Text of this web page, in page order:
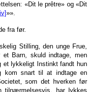
«Dit le prêtre» og «Dit
»».
fra før.
Stilling, den unge Frue,
Barn, skuld indtage, men
et lykkeligt Instinkt fandt hun
kom snart til at indtage en
som det hverken før
tilnærmelsesvis, har lykkes